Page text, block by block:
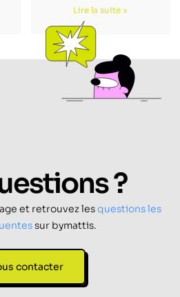
Lire la suite »
?
et retrouvez lesquestions les
sur bymattis.
contacter